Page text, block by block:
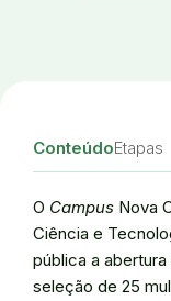
ConteúdoEtapas
O Campus Nova
Ciência e
pública a
seleção de 25